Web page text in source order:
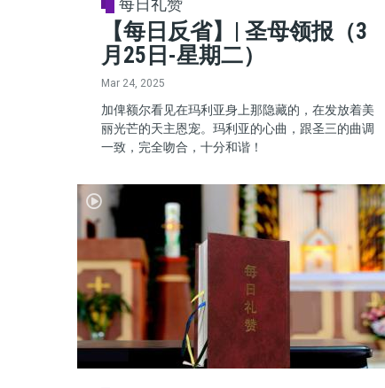
每日礼赞
【每日反省】| 圣母领报（3
月25日-星期二）
Mar 24, 2025
加俾额尔看见在玛利亚身上那隐藏的，在发放着美
丽光芒的天主恩宠。玛利亚的心曲，跟圣三的曲调
一致，完全吻合，十分和谐！